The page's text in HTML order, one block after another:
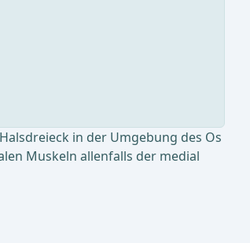
in der Umgebung des Os
Muskeln allenfalls der medial